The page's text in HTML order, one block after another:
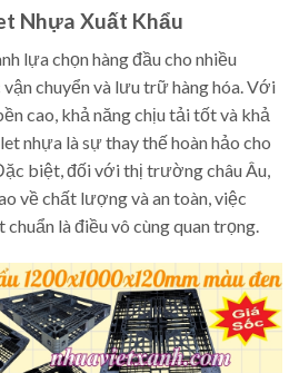
Nhựa Xuất Khẩu
lựa chọn hàng đầu cho nhiều
chuyển và lưu trữ hàng hóa. Với
cao, khả năng chịu tải tốt và khả
nhựa là sự thay thế hoàn hảo cho
biệt, đối với thị trường châu Âu,
về chất lượng và an toàn, việc
là điều vô cùng quan trọng.